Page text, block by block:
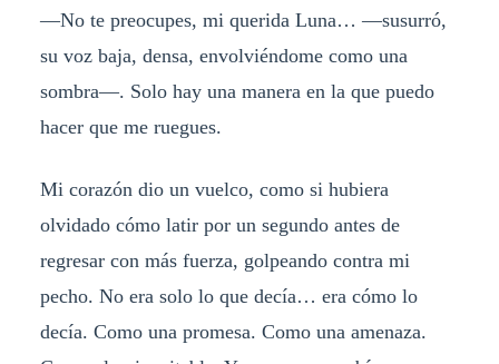
—No te preocupes, mi querida Luna… —susurró,
su voz baja, densa, envolviéndome como una
sombra—. Solo hay una manera en la que puedo
hacer que me ruegues.
Mi corazón dio un vuelco, como si hubiera
olvidado cómo latir por un segundo antes de
regresar con más fuerza, golpeando contra mi
pecho. No era solo lo que decía… era cómo lo
decía. Como una promesa. Como una amenaza.